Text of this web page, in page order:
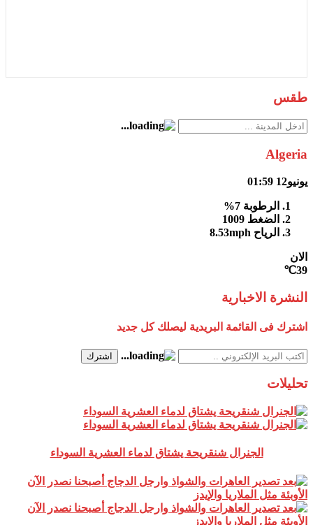
طقس
Algeria
يونيو12 01:59
الرطوبة 7%
الضغط 1009
الرياح 8.53mph
الان
39℃
النشرة الاخبارية
اشترك فى القائمة البريدية ليصلك كل جديد
اشترك
تحليلات
الجنرال شنقريحة يشتاق لدماء العشرية السوداء